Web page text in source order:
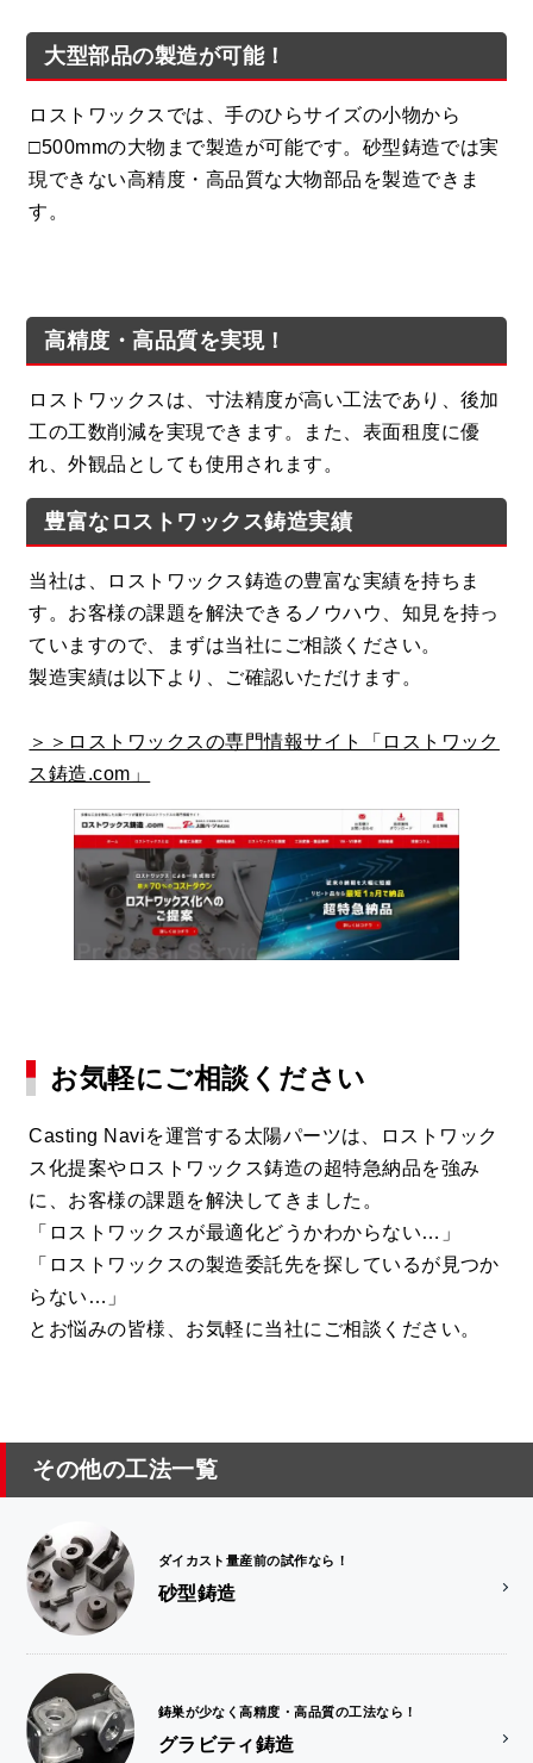
大型部品の製造が可能！
ロストワックスでは、手のひらサイズの小物から
□500mmの大物まで製造が可能です。砂型鋳造では実
現できない高精度・高品質な大物部品を製造できま
す。
高精度・高品質を実現！
ロストワックスは、寸法精度が高い工法であり、後加
工の工数削減を実現できます。また、表面租度に優
れ、外観品としても使用されます。
豊富なロストワックス鋳造実績
当社は、ロストワックス鋳造の豊富な実績を持ちま
す。お客様の課題を解決できるノウハウ、知見を持っ
ていますので、まずは当社にご相談ください。
製造実績は以下より、ご確認いただけます。
＞＞ロストワックスの専門情報サイト「ロストワック
ス鋳造.com」
お気軽にご相談ください
Casting Naviを運営する太陽パーツは、ロストワック
ス化提案やロストワックス鋳造の超特急納品を強み
に、お客様の課題を解決してきました。
「ロストワックスが最適化どうかわからない…」
「ロストワックスの製造委託先を探しているが見つか
らない…」
とお悩みの皆様、お気軽に当社にご相談ください。
その他の工法一覧
ダイカスト量産前の試作なら！
砂型鋳造
鋳巣が少なく高精度・高品質の工法なら！
グラビティ鋳造